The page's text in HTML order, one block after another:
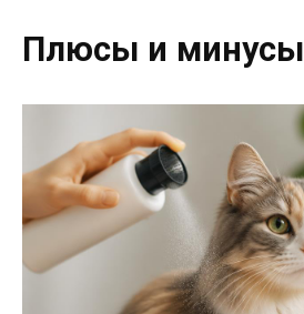
Плюсы и минусы